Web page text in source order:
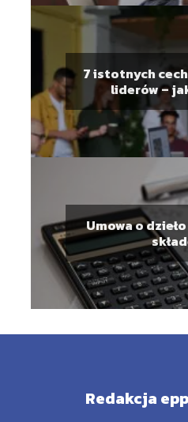
7 istotnych
liderów –
Umowa o
Redakcja